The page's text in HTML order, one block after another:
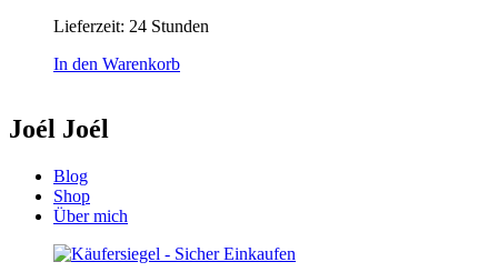
Lieferzeit: 24 Stunden
In den Warenkorb
Joél Joél
Blog
Shop
Über mich